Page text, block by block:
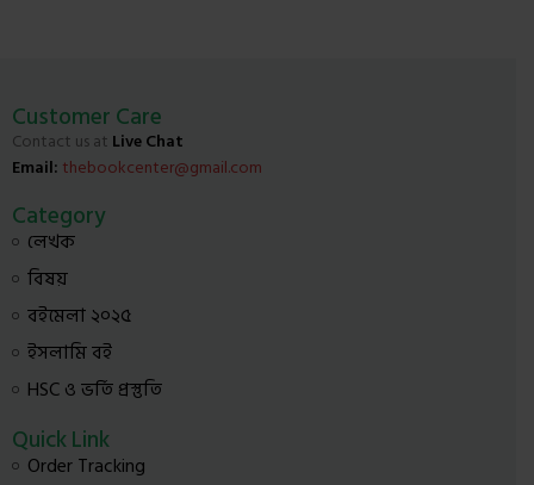
Customer Care
Contact us at Live Chat
Email: thebookcenter@gmail.com
Category
লেখক
বিষয়
বইমেলা ২০২৫
ইসলামি বই
HSC ও ভর্তি প্রস্তুতি
Quick Link
Order Tracking